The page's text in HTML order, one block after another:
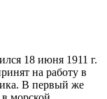
18 июня 1911 г.
на работу в
В первый же